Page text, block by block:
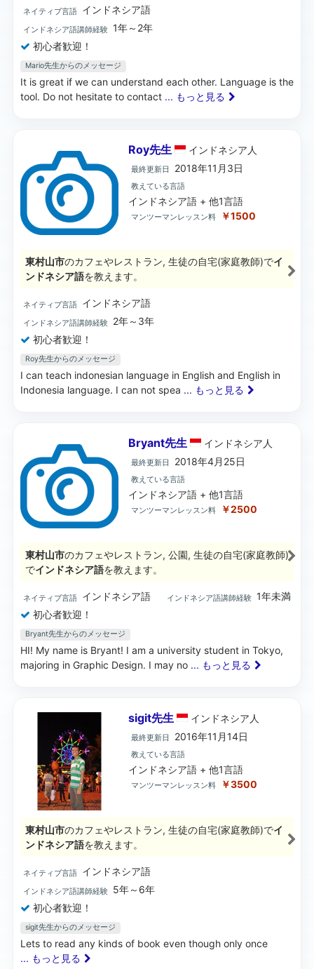
ネイティブ言語 インドネシア語
インドネシア語講師経験 1年～2年
初心者歓迎！
Mario先生からのメッセージ
It is great if we can understand each other. Language is the
tool. Do not hesitate to contact ... もっと見る
Roy先生 インドネシア 人
最終更新日 2018年11月3日
教えている言語
インドネシア語 + 他1言語
マンツーマンレッスン料 ￥1500
東村山市のカフェやレストラン, 生徒の自宅(家庭教師)でイ
ンドネシア語を教えます。
ネイティブ言語 インドネシア語
インドネシア語講師経験
2年～3年
初心者歓迎！
Roy先生からのメッセージ
I can teach indonesian language in English and English in
Indonesia language. I can not spea ... もっと見る
Bryant先生 インドネシア 人
最終更新日 2018年4月25日
教えている言語
インドネシア語 + 他1言語
マンツーマンレッスン料 ￥2500
東村山市のカフェやレストラン, 公園, 生徒の自宅(家庭教師)
でインドネシア語を教えます。
ネイティブ言語 インドネシア語 インドネシア語講師経験 1年未満
初心者歓迎！
Bryant先生からのメッセージ
HI! My name is Bryant! I am a university student in Tokyo,
majoring in Graphic Design. I may no ... もっと見る
sigit先生 インドネシア 人
最終更新日 2016年11月14日
教えている言語
インドネシア語 + 他1言語
マンツーマンレッスン料 ￥3500
東村山市のカフェやレストラン, 生徒の自宅(家庭教師)でイ
ンドネシア語を教えます。
ネイティブ言語 インドネシア語
インドネシア語講師経験
5年～6年
初心者歓迎！
sigit先生からのメッセージ
Lets to read any kinds of book even though only once
... もっと見る